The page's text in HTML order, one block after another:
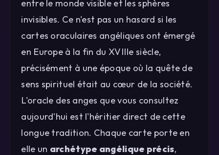
entre le monde visible et les sphères
invisibles. Ce n'est pas un hasard si les
cartes oraculaires angéliques ont émergé
en Europe à la fin du XVIIIe siècle,
précisément à une époque où la quête de
sens spirituel était au cœur de la société.
L'oracle des anges que vous consultez
aujourd'hui est l'héritier direct de cette
longue tradition. Chaque carte porte en
elle un archétype angélique précis,